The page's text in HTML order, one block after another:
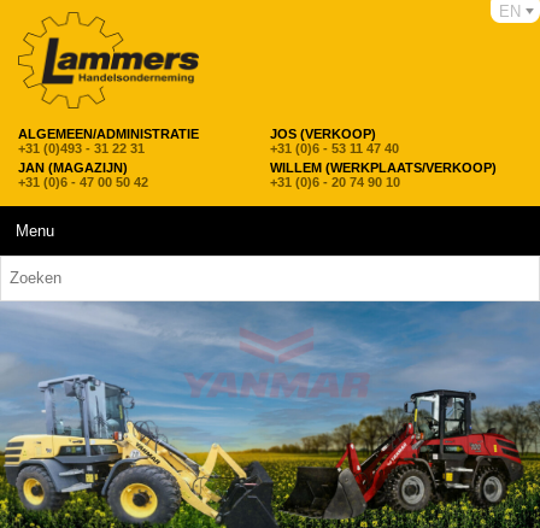
ALGEMEEN/ADMINISTRATIE
+31 (0)493 - 31 22 31
JOS (VERKOOP)
+31 (0)6 - 53 11 47 40
JAN (MAGAZIJN)
+31 (0)6 - 47 00 50 42
WILLEM (WERKPLAATS/VERKOOP)
+31 (0)6 - 20 74 90 10
EN
Menu